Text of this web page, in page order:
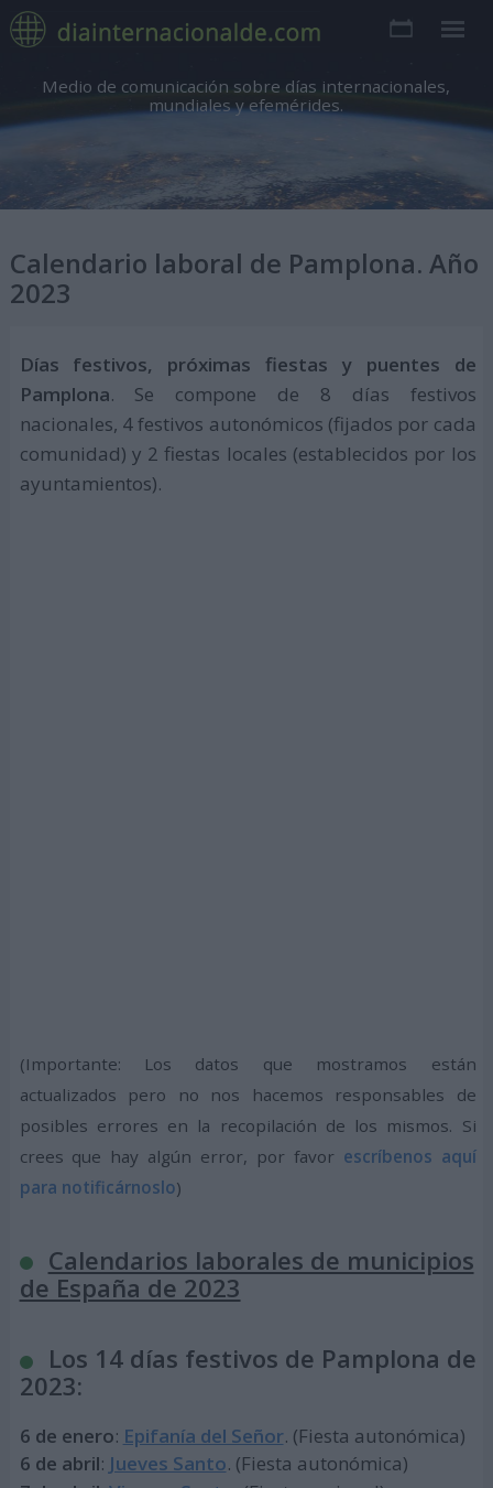
Medio de comunicación sobre días internacionales,
mundiales y efemérides.
Calendario laboral de Pamplona. Año
2023
Días festivos, próximas fiestas y puentes de
Pamplona. Se compone de 8 días festivos
nacionales, 4 festivos autonómicos (fijados por cada
comunidad) y 2 fiestas locales (establecidos por los
ayuntamientos).
(Importante: Los datos que mostramos están
actualizados pero no nos hacemos responsables de
posibles errores en la recopilación de los mismos. Si
crees que hay algún error, por favor escríbenos aquí
para notificárnoslo)
Calendarios laborales de municipios
de España de 2023
Los 14 días festivos de Pamplona de
2023:
6 de enero: Epifanía del Señor. (Fiesta autonómica)
6 de abril: Jueves Santo. (Fiesta autonómica)